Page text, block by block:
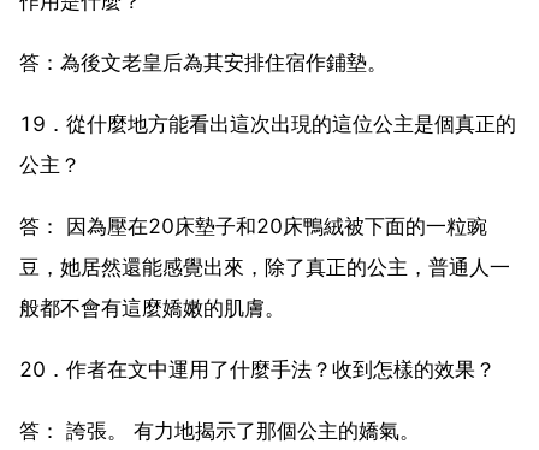
答：為後文老皇后為其安排住宿作鋪墊。
19．從什麼地方能看出這次出現的這位公主是個真正的
公主？
答： 因為壓在20床墊子和20床鴨絨被下面的一粒豌
豆，她居然還能感覺出來，除了真正的公主，普通人一
般都不會有這麼嬌嫩的肌膚。
20．作者在文中運用了什麼手法？收到怎樣的效果？
答： 誇張。 有力地揭示了那個公主的嬌氣。